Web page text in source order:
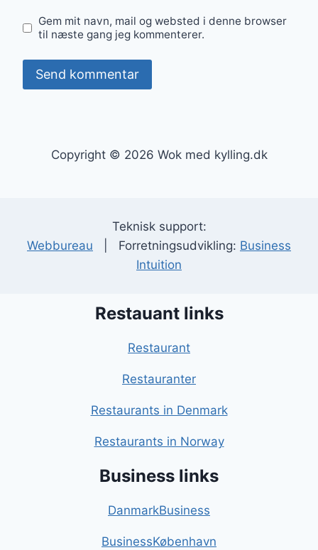
Gem mit navn, mail og websted i denne browser
til næste gang jeg kommenterer.
Copyright © 2026 Wok med kylling.dk
Teknisk support:
Webbureau | Forretningsudvikling: Business
Intuition
Restauant links
Restaurant
Restauranter
Restaurants in Denmark
Restaurants in Norway
Business links
DanmarkBusiness
BusinessKøbenhavn